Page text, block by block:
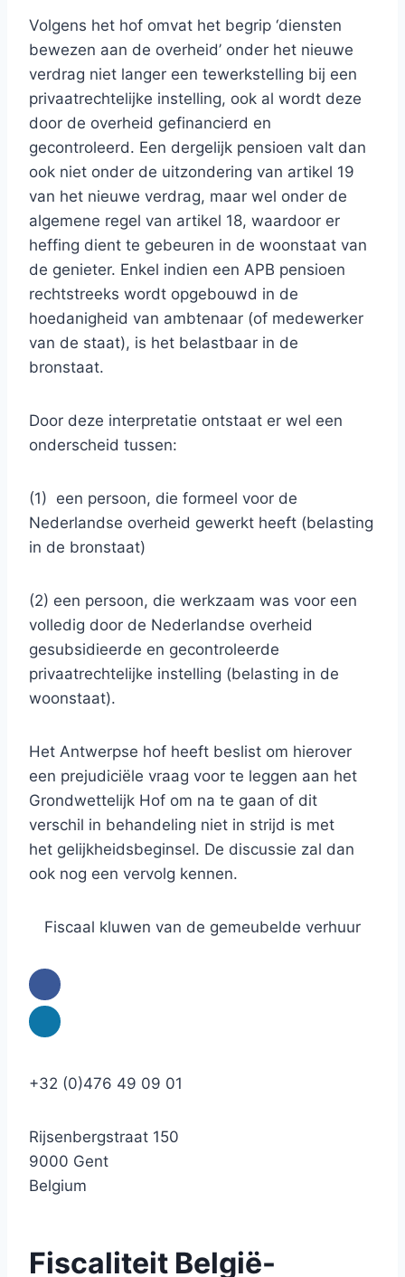
Volgens het hof omvat het begrip ‘diensten
bewezen aan de overheid’ onder het nieuwe
verdrag niet langer een tewerkstelling bij een
privaatrechtelijke instelling, ook al wordt deze
door de overheid gefinancierd en
gecontroleerd. Een dergelijk pensioen valt dan
ook niet onder de uitzondering van artikel 19
van het nieuwe verdrag, maar wel onder de
algemene regel van artikel 18, waardoor er
heffing dient te gebeuren in de woonstaat van
de genieter. Enkel indien een APB pensioen
rechtstreeks wordt opgebouwd in de
hoedanigheid van ambtenaar (of medewerker
van de staat), is het belastbaar in de
bronstaat.
Door deze interpretatie ontstaat er wel een
onderscheid tussen:
(1) een persoon, die formeel voor de
Nederlandse overheid gewerkt heeft (belasting
in de bronstaat)
(2) een persoon, die werkzaam was voor een
volledig door de Nederlandse overheid
gesubsidieerde en gecontroleerde
privaatrechtelijke instelling (belasting in de
woonstaat).
Het Antwerpse hof heeft beslist om hierover
een prejudiciële vraag voor te leggen aan het
Grondwettelijk Hof om na te gaan of dit
verschil in behandeling niet in strijd is met
het gelijkheidsbeginsel. De discussie zal dan
ook nog een vervolg kennen.
Fiscaal kluwen van de gemeubelde verhuur
+32 (0)476 49 09 01
Rijsenbergstraat 150
9000 Gent
Belgium
Fiscaliteit België-